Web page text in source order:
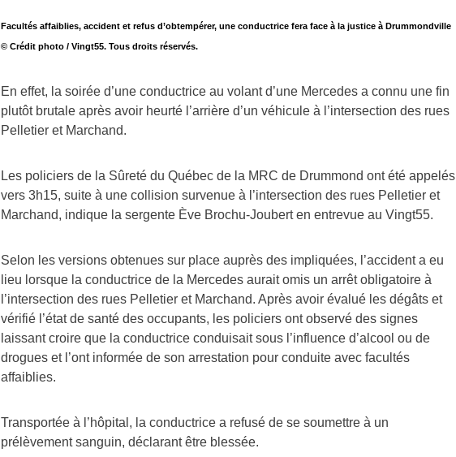
Facultés affaiblies, accident et refus d’obtempérer, une conductrice fera face à la justice à Drummondville
© Crédit photo / Vingt55. Tous droits réservés.
En effet, la soirée d’une conductrice au volant d’une Mercedes a connu une fin
plutôt brutale après avoir heurté l’arrière d’un véhicule à l’intersection des rues
Pelletier et Marchand.
Les policiers de la Sûreté du Québec de la MRC de Drummond ont été appelés
vers 3h15, suite à une collision survenue à l’intersection des rues Pelletier et
Marchand, indique la sergente Ève Brochu-Joubert en entrevue au Vingt55.
Selon les versions obtenues sur place auprès des impliquées, l’accident a eu
lieu lorsque la conductrice de la Mercedes aurait omis un arrêt obligatoire à
l’intersection des rues Pelletier et Marchand. Après avoir évalué les dégâts et
vérifié l’état de santé des occupants, les policiers ont observé des signes
laissant croire que la conductrice conduisait sous l’influence d’alcool ou de
drogues et l’ont informée de son arrestation pour conduite avec facultés
affaiblies.
Transportée à l’hôpital, la conductrice a refusé de se soumettre à un
prélèvement sanguin, déclarant être blessée.